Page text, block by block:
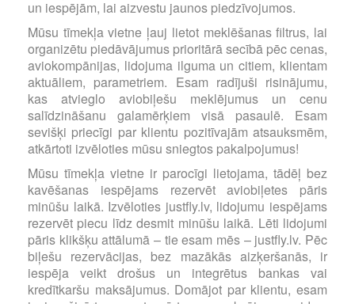
un iespējām, lai aizvestu jaunos piedzīvojumos.
Mūsu tīmekļa vietne ļauj lietot meklēšanas filtrus, lai
organizētu piedāvājumus prioritārā secībā pēc cenas,
aviokompānijas, lidojuma ilguma un citiem, klientam
aktuāliem, parametriem. Esam radījuši risinājumu,
kas atvieglo aviobiļešu meklējumus un cenu
salīdzināšanu galamērķiem visā pasaulē. Esam
sevišķi priecīgi par klientu pozitīvajām atsauksmēm,
atkārtoti izvēloties mūsu sniegtos pakalpojumus!
Mūsu tīmekļa vietne ir parocīgi lietojama, tādēļ bez
kavēšanas iespējams rezervēt aviobiļetes pāris
minūšu laikā. Izvēloties justfly.lv, lidojumu iespējams
rezervēt piecu līdz desmit minūšu laikā. Lēti lidojumi
pāris klikšķu attālumā – tie esam mēs – justfly.lv. Pēc
biļešu rezervācijas, bez mazākās aizķeršanās, ir
iespēja veikt drošus un integrētus bankas vai
kredītkaršu maksājumus. Domājot par klientu, esam